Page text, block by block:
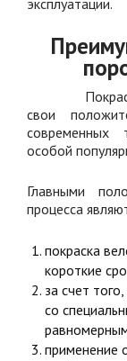
эксплуатации.
Покраска
свои
современных
особой
Главными
процесса
покраска
короткие
за счет
со
применение